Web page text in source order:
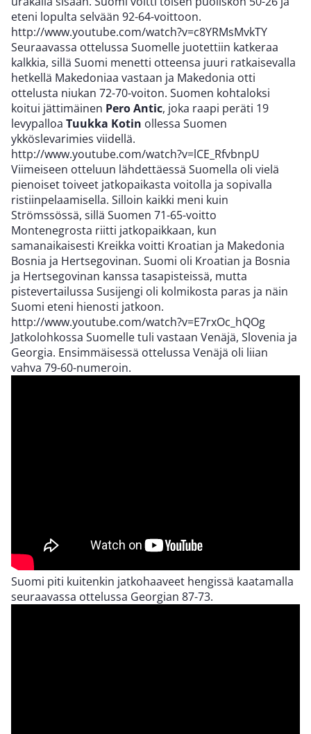
eteni lopulta selvään 92-64-voittoon.
http://www.youtube.com/watch?v=c8YRMsMvkTY
Seuraavassa ottelussa Suomelle juotettiin katkeraa
kalkkia, sillä Suomi menetti otteensa juuri ratkaisevalla
hetkellä Makedoniaa vastaan ja Makedonia otti
ottelusta niukan 72-70-voiton. Suomen kohtaloksi
koitui jättimäinen Pero Antic, joka raapi peräti 19
levypalloa Tuukka Kotin ollessa Suomen
ykköslevarimies viidellä.
http://www.youtube.com/watch?v=lCE_RfvbnpU
Viimeiseen otteluun lähdettäessä Suomella oli vielä
pienoiset toiveet jatkopaikasta voitolla ja sopivalla
ristiinpelaamisella. Silloin kaikki meni kuin
Strömssössä, sillä Suomen 71-65-voitto
Montenegrosta riitti jatkopaikkaan, kun
samanaikaisesti Kreikka voitti Kroatian ja Makedonia
Bosnia ja Hertsegovinan. Suomi oli Kroatian ja Bosnia
ja Hertsegovinan kanssa tasapisteissä, mutta
pistevertailussa Susijengi oli kolmikosta paras ja näin
Suomi eteni hienosti jatkoon.
http://www.youtube.com/watch?v=E7rxOc_hQOg
Jatkolohkossa Suomelle tuli vastaan Venäjä, Slovenia ja
Georgia. Ensimmäisessä ottelussa Venäjä oli liian
vahva 79-60-numeroin.
Suomi piti kuitenkin jatkohaaveet hengissä kaatamalla
seuraavassa ottelussa Georgian 87-73.